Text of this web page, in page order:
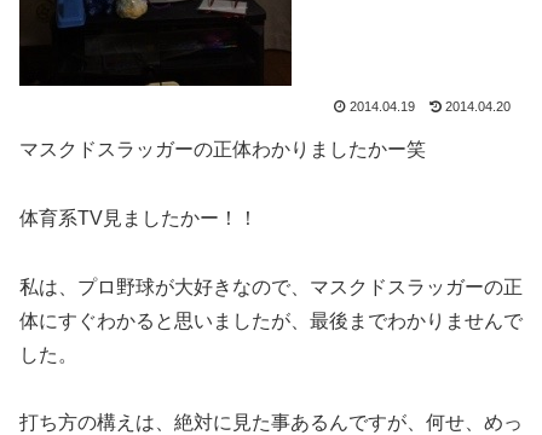
2014.04.19 2014.04.20
マスクドスラッガーの正体わかりましたかー笑
体育系TV見ましたかー！！
私は、プロ野球が大好きなので、マスクドスラッガーの正
体にすぐわかると思いましたが、最後までわかりませんで
した。
打ち方の構えは、絶対に見た事あるんですが、何せ、めっ